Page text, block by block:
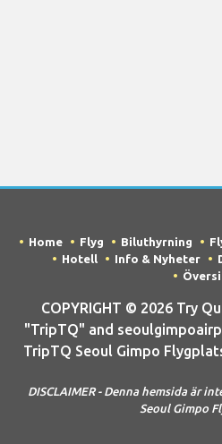
Home Flyg Biluthyrning
Hotell
Info & Nyheter
COPYRIGHT © 2026 Try
"TripTQ" and
TripTQ Seoul Gimpo
DISCLAIMER - Denna hemsida är
Seoul Gimpo